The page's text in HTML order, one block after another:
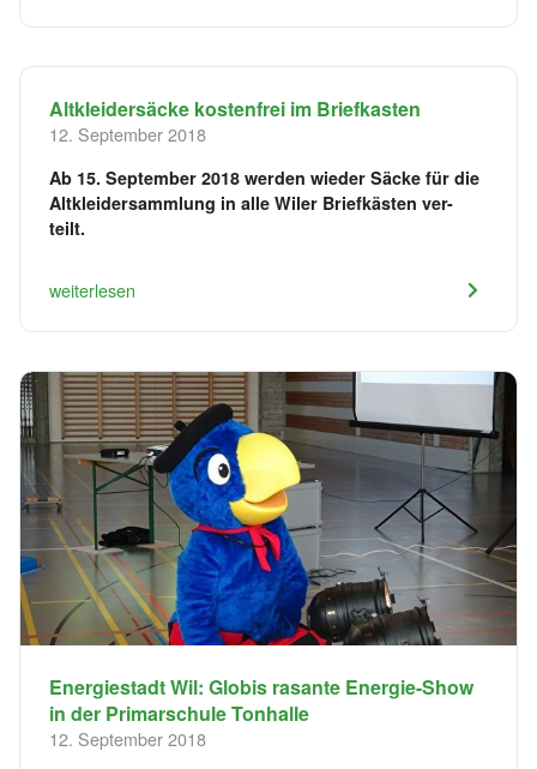
Altkleidersäcke kostenfrei im Briefkasten
12. September 2018
Ab 15. September 2018 werden wieder Säcke für die
Altkleidersammlung in alle Wiler Briefkästen ver-
teilt.
weiterlesen
Energiestadt Wil: Globis rasante Energie-Show
in der Primarschule Tonhalle
12. September 2018